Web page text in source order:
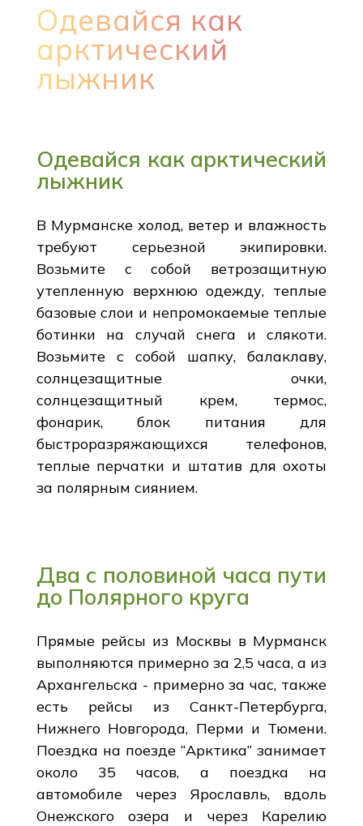
Одевайся как
арктический
лыжник
Одевайся как арктический
лыжник
В Мурманске холод, ветер и влажность
требуют серьезной экипировки.
Возьмите с собой ветрозащитную
утепленную верхнюю одежду, теплые
базовые слои и непромокаемые теплые
ботинки на случай снега и слякоти.
Возьмите с собой шапку, балаклаву,
солнцезащитные очки,
солнцезащитный крем, термос,
фонарик, блок питания для
быстроразряжающихся телефонов,
теплые перчатки и штатив для охоты
за полярным сиянием.
Два с половиной часа пути
до Полярного круга
Прямые рейсы из Москвы в Мурманск
выполняются примерно за 2,5 часа, а из
Архангельска - примерно за час, также
есть рейсы из Санкт-Петербурга,
Нижнего Новгорода, Перми и Тюмени.
Поездка на поезде “Арктика” занимает
около 35 часов, а поездка на
автомобиле через Ярославль, вдоль
Онежского озера и через Карелию